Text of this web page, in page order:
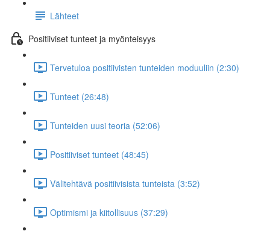
Lähteet
Positiiviset tunteet ja myönteisyys
Tervetuloa positiivisten tunteiden moduuliin (2:30)
Tunteet (26:48)
Tunteiden uusi teoria (52:06)
Positiiviset tunteet (48:45)
Välitehtävä positiivisista tunteista (3:52)
Optimismi ja kiitollisuus (37:29)